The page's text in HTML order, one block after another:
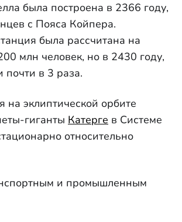
была построена в 2366 году,
с Пояса Койпера.
была рассчитана на
млн человек, но в 2430 году,
почти в 3 раза.
на эклиптической орбите
гиганты Катерге в Системе
относительно
и промышленным